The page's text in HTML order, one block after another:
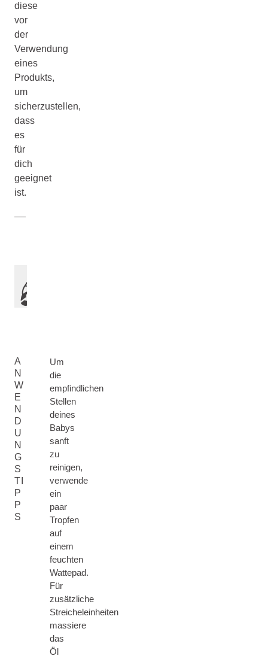
diese
vor
der
Verwendung
eines
Produkts,
um
sicherzustellen,
dass
es
für
dich
geeignet
ist.
A
N
W
E
N
D
U
N
G
S
TI
P
P
S
Um
die
empfindlichen
Stellen
deines
Babys
sanft
zu
reinigen,
verwende
ein
paar
Tropfen
auf
einem
feuchten
Wattepad.
Für
zusätzliche
Streicheleinheiten
massiere
das
Öl